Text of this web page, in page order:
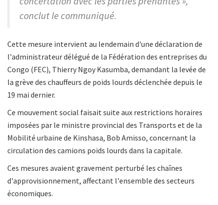
conclut le communiqué.
Cette mesure intervient au lendemain d'une déclaration de
l'administrateur délégué de la Fédération des entreprises du
Congo (FEC), Thierry Ngoy Kasumba, demandant la levée de
la grève des chauffeurs de poids lourds déclenchée depuis le
19 mai dernier.
Ce mouvement social faisait suite aux restrictions horaires
imposées par le ministre provincial des Transports et de la
Mobilité urbaine de Kinshasa, Bob Amisso, concernant la
circulation des camions poids lourds dans la capitale.
Ces mesures avaient gravement perturbé les chaînes
d'approvisionnement, affectant l'ensemble des secteurs
économiques.